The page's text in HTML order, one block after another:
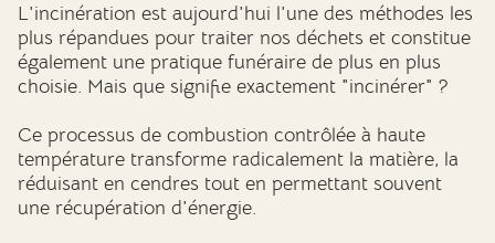
L'incinération est aujourd'hui l'une des méthodes les
plus répandues pour traiter nos déchets et constitue
également une pratique funéraire de plus en plus
choisie. Mais que signifie exactement "incinérer" ?
Ce processus de combustion contrôlée à haute
température transforme radicalement la matière, la
réduisant en cendres tout en permettant souvent
une récupération d'énergie.